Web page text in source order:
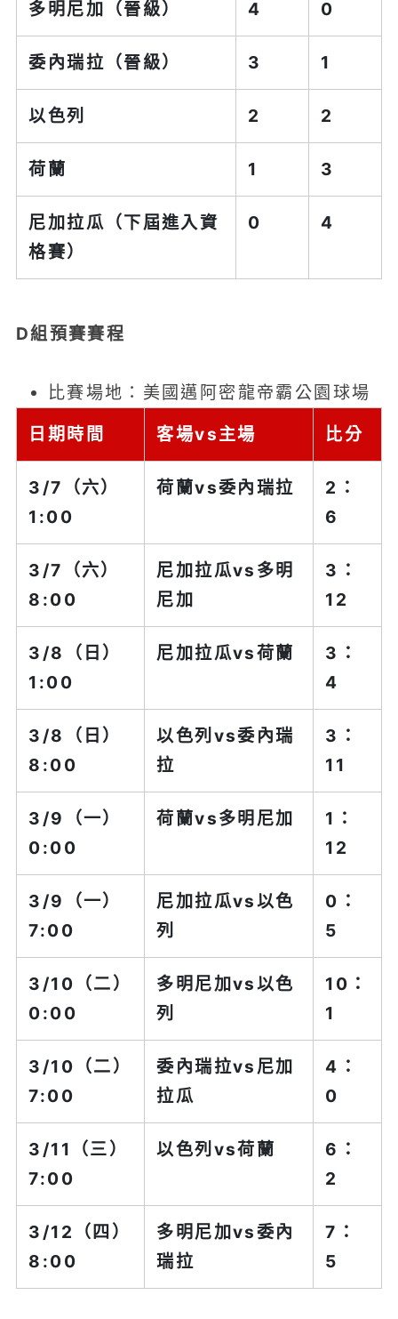
多明尼加（晉級） 4 0
委內瑞拉（晉級） 3 1
以色列 2 2
荷蘭 1 3
尼加拉瓜（下屆進入資
格賽）
0 4
D組預賽賽程
比賽場地：美國邁阿密龍帝霸公園球場
日期時間
客場vs主場 比分
3/7（六）
1:00
荷蘭vs委內瑞拉
2：
6
3/7（六）
8:00
尼加拉瓜vs 多明
尼加
3：
12
3/8（日）
1:00
尼加拉瓜vs荷蘭
3：
4
3/8（日）
8:00
以色列vs委內瑞
拉
3：
11
3/9（一）
0:00
荷蘭vs多明尼加
1：
12
3/9（一）
7:00
尼加拉瓜vs以色
列
0：
5
3/10（二）
0:00
多明尼加vs以色
列
10：
1
3/10（二）
7:00
委內瑞拉vs尼加
拉瓜
4：
0
3/11（三）
7:00
以色列 vs荷蘭
6：
2
3/12（四）
8:00
多明尼加vs委內
瑞拉
7：
5